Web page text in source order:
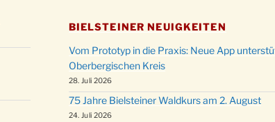
BIELSTEINER NEUIGKEITEN
Vom Prototyp in die Praxis: Neue App
Oberbergischen Kreis
28. Juli 2026
75 Jahre Bielsteiner Waldkurs am 2. August
24. Juli 2026